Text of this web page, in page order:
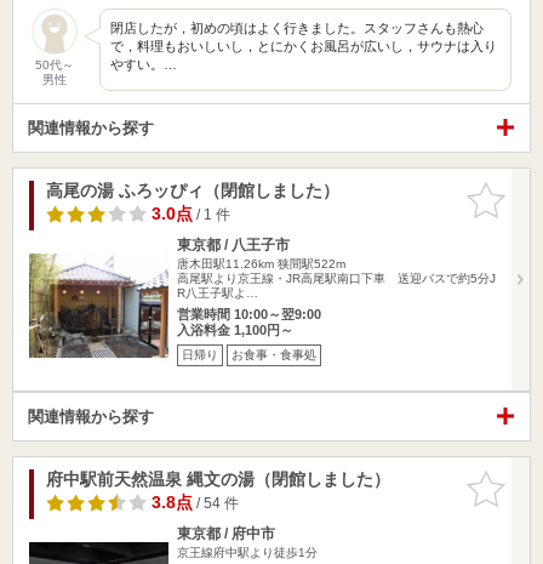
50代～
男性
閉店したが，初めの頃はよく行きました。スタッフさんも熱心
で，料理もおいしいし，とにかくお風呂が広いし，サウナは入り
やすい。…
関連情報から探す
お気に入
りに追加
高尾の湯 ふろッぴィ（閉館しました）
3.0点/ 1 件
東京都 / 八王子市
唐木田駅11.26km 狭間駅522m
高尾駅より京王線・JR高尾駅南口下車 送迎バスで約5分J
R八王子駅よ…
営業時間 10:00～翌9:00
入浴料金 1,100円～
日帰り お食事・食事処
関連情報から探す
お気に入
りに追加
府中駅前天然温泉 縄文の湯（閉館しました）
3.8点/ 54 件
東京都 / 府中市
京王線府中駅より徒歩1分